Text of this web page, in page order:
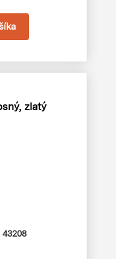
zlatý
43208